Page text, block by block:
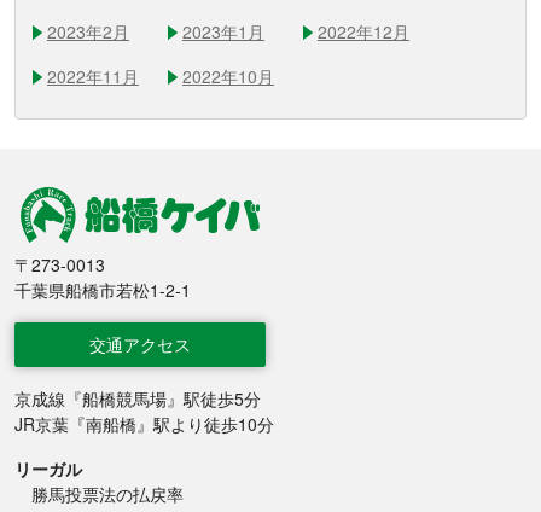
2023年2月
2023年1月
2022年12月
2022年11月
2022年10月
船橋競馬
〒273-0013
千葉県船橋市若松1-2-1
交通アクセス
京成線『船橋競馬場』駅徒歩5分
JR京葉『南船橋』駅より徒歩10分
リーガル
勝馬投票法の払戻率